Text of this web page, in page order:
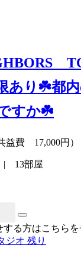
あり☘️都
すか☘️
益費 17,000円）
| 13部屋
る方はこちらを
残り